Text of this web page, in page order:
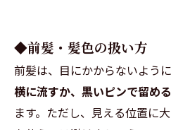
◆前髪・髪色の扱い方
前髪は、目にかからないように
横に流すか、黒いピンで留める
ます。ただし、見える位置に